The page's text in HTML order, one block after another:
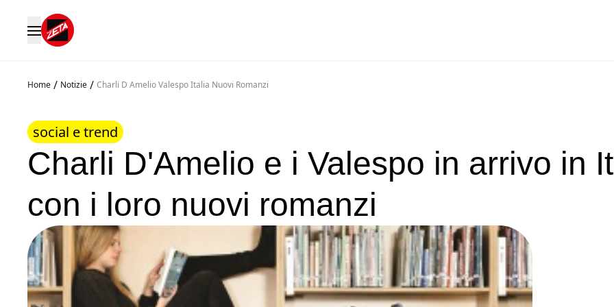
Home / Notizie / Charli D Amelio Valespo Italia Nuovi Romanzi
social e trend
Charli D'Amelio e i Valespo in arrivo in
con i loro nuovi romanzi